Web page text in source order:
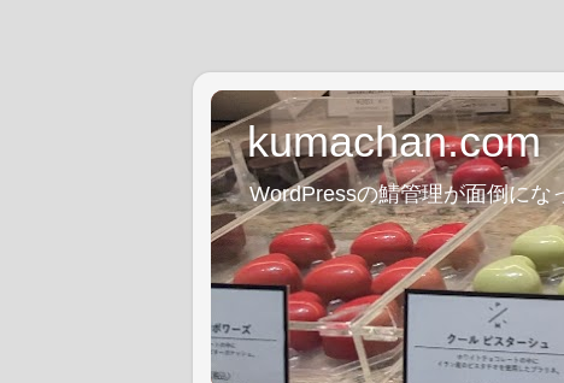
kumachan.com
WordPressの鯖管理が面倒にな